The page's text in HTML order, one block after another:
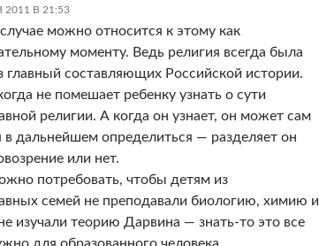
2011 В 21:53
можно относится к этому как
моменту. Ведь религия всегда была
главный составляющих Российской истории.
не помешает ребенку узнать о сути
религии. А когда он узнает, он может сам
в дальнейшем определиться — разделяет он
или нет.
потребовать, чтобы детям из
семей не преподавали биологию, химию и
изучали теорию Дарвина — знать-то это все